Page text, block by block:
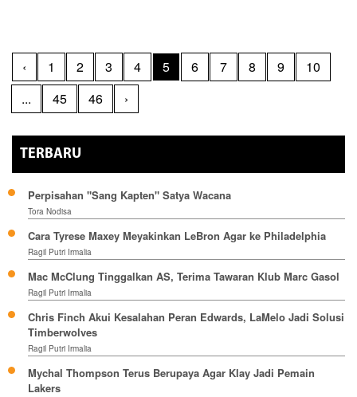
‹ 1 2 3 4 5 6 7 8 9
10
...
45 46 ›
TERBARU
Perpisahan "Sang Kapten" Satya Wacana
Tora Nodisa
Cara Tyrese Maxey Meyakinkan LeBron Agar ke Philadelphia
Ragil Putri Irmalia
Mac McClung Tinggalkan AS, Terima Tawaran Klub Marc Gasol
Ragil Putri Irmalia
Chris Finch Akui Kesalahan Peran Edwards, LaMelo Jadi Solusi
Timberwolves
Ragil Putri Irmalia
Mychal Thompson Terus Berupaya Agar Klay Jadi Pemain
Lakers